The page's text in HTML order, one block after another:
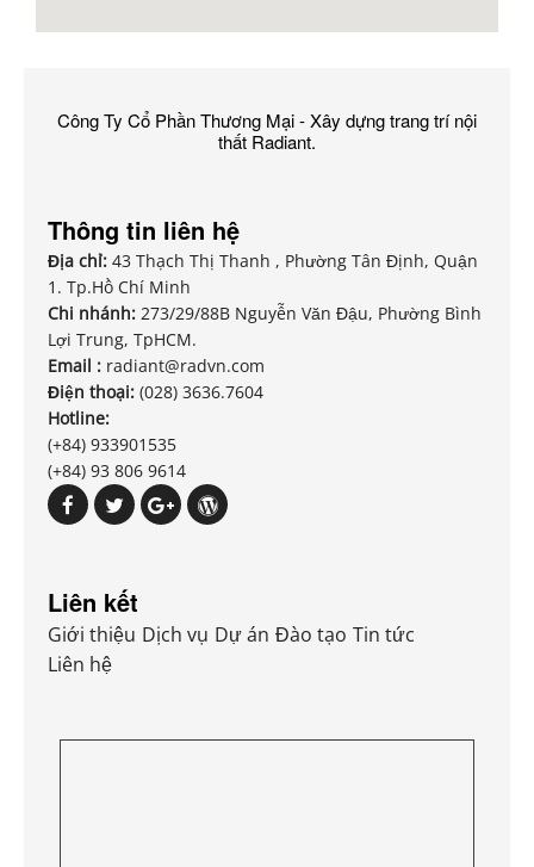
Công Ty Cổ Phần Thương Mại - Xây dựng trang trí nội
thất Radiant.
Thông tin liên hệ
Địa chỉ: 43 Thạch Thị Thanh , Phường Tân Định, Quận
1. Tp.Hồ Chí Minh
Chi nhánh: 273/29/88B Nguyễn Văn Đậu, Phường Bình
Lợi Trung, TpHCM.
Email : radiant@radvn.com
Điện thoại: (028) 3636.7604
Hotline:
(+84) 933901535
(+84) 93 806 9614
Liên kết
Giới thiệu Dịch vụ Dự án Đào tạo Tin tức
Liên hệ